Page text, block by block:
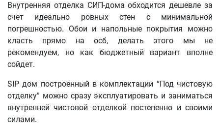
Внутренняя отделка СИП-дома обходится дешевле за
счет идеально ровных стен с минимальной
погрешностью. Обои и напольные покрытия можно
класть прямо на осб, делать этого мы не
рекомендуем, но как бюджетный вариант вполне
сойдет.
SIP дом построенный в комплектации “Под чистовую
отделку” можно сразу эксплуатировать и заниматься
внутренней чистовой отделкой постепенно и своими
силами.